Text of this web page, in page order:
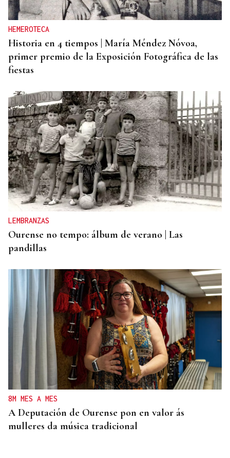
HEMEROTECA
Historia en 4 tiempos | María Méndez Nóvoa,
primer premio de la Exposición Fotográfica de las
fiestas
LEMBRANZAS
Ourense no tempo: álbum de verano | Las
pandillas
8M MES A MES
A Deputación de Ourense pon en valor ás
mulleres da música tradicional